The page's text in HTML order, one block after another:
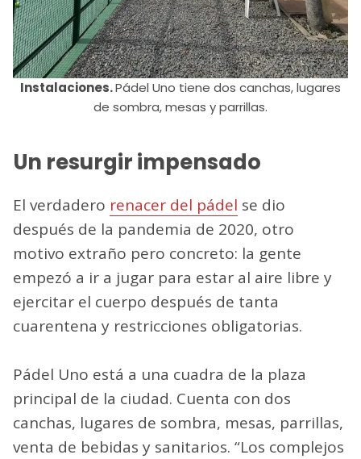
Instalaciones.Pádel Uno tiene dos canchas, lugares
de sombra, mesas y parrillas.
Un resurgir impensado
El verdadero renacer del pádel se dio
después de la pandemia de 2020, otro
motivo extraño pero concreto: la gente
empezó a ir a jugar para estar al aire libre y
ejercitar el cuerpo después de tanta
cuarentena y restricciones obligatorias.
Pádel Uno está a una cuadra de la plaza
principal de la ciudad. Cuenta con dos
canchas, lugares de sombra, mesas, parrillas,
venta de bebidas y sanitarios. “Los complejos